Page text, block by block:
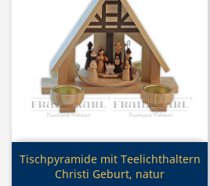
Vorschau
Tischpyramide mit Teelichthaltern
Christi Geburt, natur